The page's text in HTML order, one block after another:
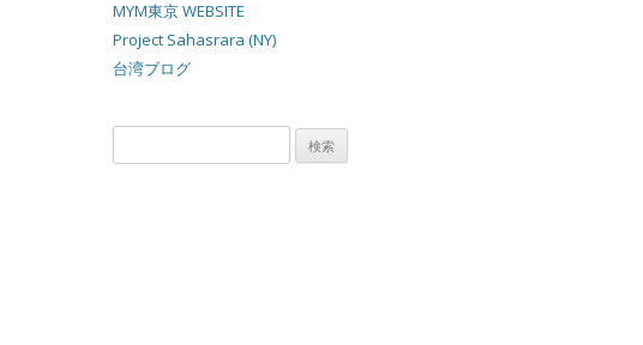
MYM東京 WEBSITE
Project Sahasrara (NY)
台湾ブログ
索: